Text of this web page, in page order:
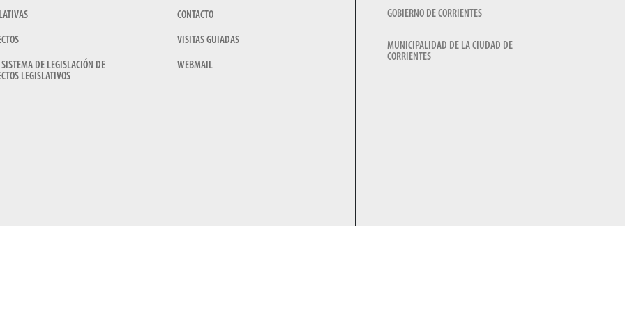
DE LEGISLACIÓN DE
LEGISLATIVOS
CONTACTO
VISITAS GUIADAS
WEBMAIL
GOBIERNO DE CORRIENTES
MUNICIPALIDAD DE LA CIUDAD DE
CORRIENTES